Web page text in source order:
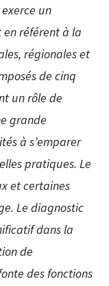
un
référent à la
régionales et
de cinq
un rôle de
grande
à s’emparer
pratiques. Le
et certaines
Le diagnostic
dans la
de
des fonctions